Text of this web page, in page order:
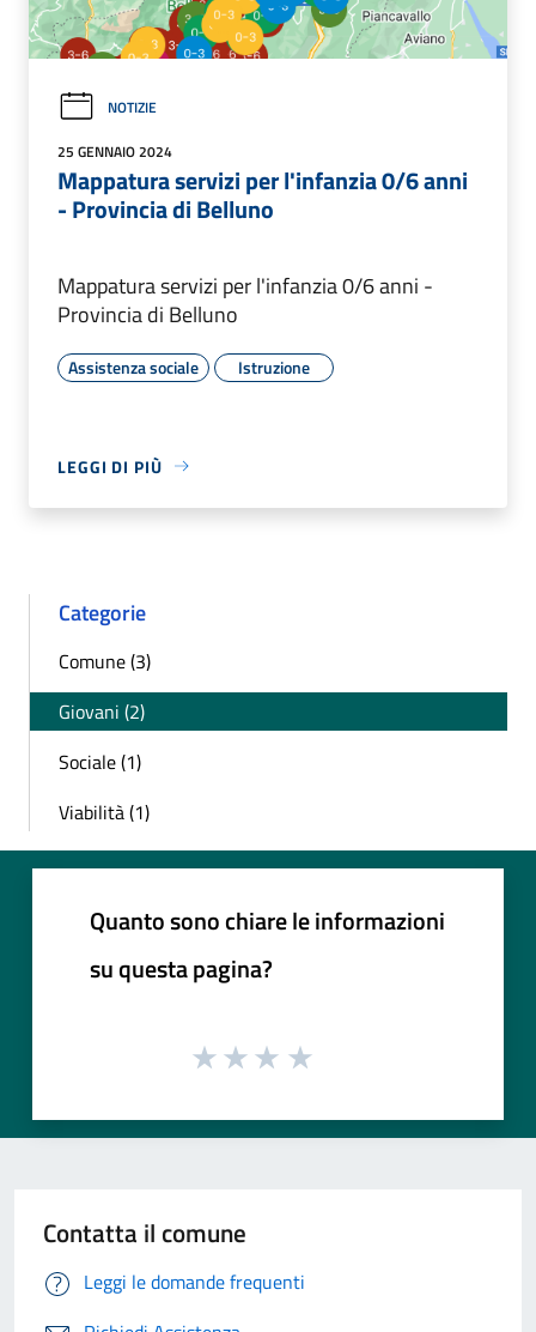
NOTIZIE
25 GENNAIO 2024
Mappatura servizi per l'infanzia 0/6 anni
- Provincia di Belluno
Mappatura servizi per l'infanzia 0/6 anni -
Provincia di Belluno
Assistenza sociale Istruzione
LEGGI DI PIÙ
Categorie
Comune (3)
Giovani (2)
Sociale (1)
Viabilità (1)
Quanto sono chiare le informazioni
su questa pagina?
Contatta il comune
Leggi le domande frequenti